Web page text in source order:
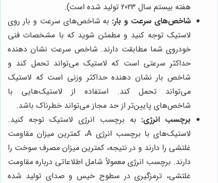
هفته بیستم سال 2023 تولید شده است).
شاخص‌های سرعت و بار: به شاخص‌های سرعت و بار روی
لاستیک توجه کنید و مطمئن شوید که با مشخصات فنی
خودروی شما مطابقت دارند. شاخص سرعت نشان دهنده
حداکثر سرعتی است که لاستیک می‌تواند تحمل کند و
شاخص بار نشان دهنده حداکثر وزنی است که لاستیک
می‌تواند تحمل کند. استفاده از لاستیک‌هایی با
شاخص‌های پایین‌تر از حد مجاز می‌تواند خطرناک باشد.
برچسب انرژی: به برچسب انرژی لاستیک توجه کنید.
لاستیک‌های با برچسب انرژی A، کمترین میزان مقاومت
غلتشی را دارند و در نتیجه، کمترین میزان مصرف سوخت را
دارند. برچسب انرژی معمولاً شامل اطلاعاتی درباره مقاومت
غلتشی، ترمزگیری در سطوح خیس و صدای تولید شده